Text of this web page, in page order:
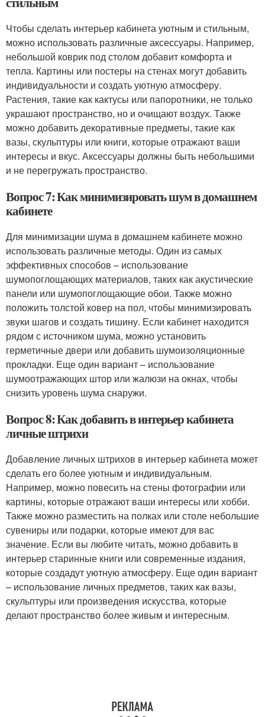
Чтобы сделать интерьер кабинета уютным и стильным,
можно использовать различные аксессуары. Например,
небольшой коврик под столом добавит комфорта и
тепла. Картины или постеры на стенах могут добавить
индивидуальности и создать уютную атмосферу.
Растения, такие как кактусы или папоротники, не только
украшают пространство, но и очищают воздух. Также
можно добавить декоративные предметы, такие как
вазы, скульптуры или книги, которые отражают ваши
интересы и вкус. Аксессуары должны быть небольшими
и не перегружать пространство.
Вопрос 7: Как минимизировать шум в домашнем
кабинете
Для минимизации шума в домашнем кабинете можно
использовать различные методы. Один из самых
эффективных способов – использование
шумопоглощающих материалов, таких как акустические
панели или шумопоглощающие обои. Также можно
положить толстой ковер на пол, чтобы минимизировать
звуки шагов и создать тишину. Если кабинет находится
рядом с источником шума, можно установить
герметичные двери или добавить шумоизоляционные
прокладки. Еще один вариант – использование
шумоотражающих штор или жалюзи на окнах, чтобы
снизить уровень шума снаружи.
Вопрос 8: Как добавить в интерьер кабинета
личные штрихи
Добавление личных штрихов в интерьер кабинета может
сделать его более уютным и индивидуальным.
Например, можно повесить на стены фотографии или
картины, которые отражают ваши интересы или хобби.
Также можно разместить на полках или столе небольшие
сувениры или подарки, которые имеют для вас
значение. Если вы любите читать, можно добавить в
интерьер старинные книги или современные издания,
которые создадут уютную атмосферу. Еще один вариант
– использование личных предметов, таких как вазы,
скульптуры или произведения искусства, которые
делают пространство более живым и интересным.